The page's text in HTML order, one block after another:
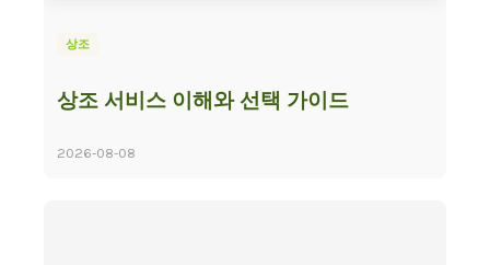
상조
상조 서비스 이해와 선택 가이드
2026-08-08